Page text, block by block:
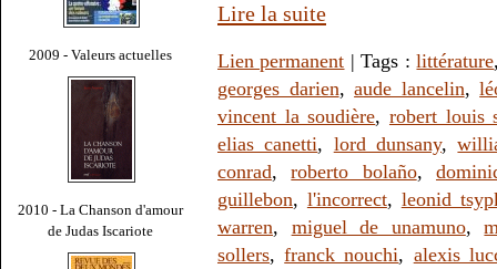
2009 - Valeurs actuelles
2010 - La Chanson d'amour
de Judas Iscariote
Lire la suite
Lien permanent | Tags :littérature
georges darien,aude lancelin,
vincent la soudière, robert louis
elias canetti, lord dunsany,
conrad,roberto bolaño,
guillebon, l'incorrect, leonid
warren, miguel de unamuno,
sollers,franck nouchi, alexis